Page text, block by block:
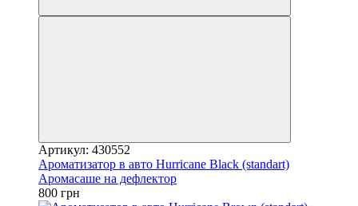
Артикул: 430552
Ароматизатор в авто Hurricane Black (standart)
Аромасаше на дефлектор
800 грн